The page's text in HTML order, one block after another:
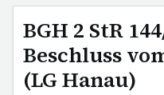
BGH 2 StR
Beschluss
(LG Hanau)